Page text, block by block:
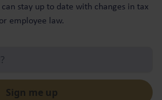
can stay up to date with changes in tax
or employee law.